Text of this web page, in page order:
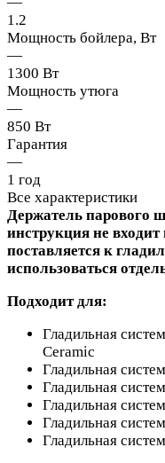
1.2
Мощность бойлера, Вт
—
1300 Вт
Мощность утюга
—
850 Вт
Гарантия
—
1 год
Все характеристики
Держатель парового
инструкция не входит
поставляется к
использоваться
Подходит для:
Гладильная
Ceramic
Гладильная
Гладильная
Гладильная
Гладильная
Гладильная